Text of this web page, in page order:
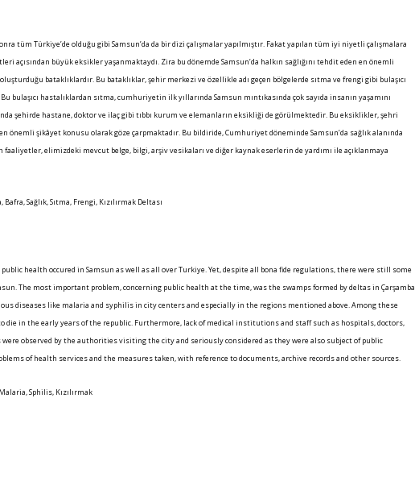
tüm Türkiye’de olduğu gibi Samsun’da da bir dizi çalışmalar yapılmıştır. Fakat yapılan tüm iyi niyetli çalışmalara
açısından büyük eksikler yaşanmaktaydı. Zira bu dönemde Samsun’da halkın sağlığını tehdit eden en önemli
bataklıklardır. Bu bataklıklar, şehir merkezi ve özellikle adı geçen bölgelerde sıtma ve frengi gibi bulaşıcı
bulaşıcı hastalıklardan sıtma, cumhuriyetin ilk yıllarında Samsun mıntıkasında çok sayıda insanın yaşamını
şehirde hastane, doktor ve ilaç gibi tıbbı kurum ve elemanların eksikliği de görülmektedir. Bu eksiklikler, şehri
önemli şikâyet konusu olarak göze çarpmaktadır. Bu bildiride, Cumhuriyet döneminde Samsun’da sağlık alanında
elimizdeki mevcut belge, bilgi, arşiv vesikaları ve diğer kaynak eserlerin de yardımı ile açıklanmaya
Bafra, Sağlık, Sıtma, Frengi, Kızılırmak Deltası
health occured in Samsun as well as all over Turkiye. Yet, despite all bona fide regulations, there were still some
The most important problem, concerning public health at the time, was the swamps formed by deltas in Çarşamba
diseases like malaria and syphilis in city centers and especially in the regions mentioned above. Among these
die in the early years of the republic. Furthermore, lack of medical institutions and staff such as hospitals, doctors,
were observed by the authorities visiting the city and seriously considered as they were also subject of public
of health services and the measures taken, with reference to documents, archive records and other sources.
Sphilis, Kızılırmak